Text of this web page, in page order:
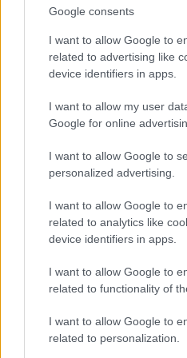
Google consents
I want to allow Google to
related to advertising like
device identifiers in apps.
I want to allow my user
Google for online
I want to allow Google to
personalized advertising.
I want to allow Google to
related to analytics like
device identifiers in apps.
I want to allow Google to
related to functionality of
I want to allow Google to
related to personalization.
3. Buzis Freddie
Fotó: Paul Natkin / Getty
Jön